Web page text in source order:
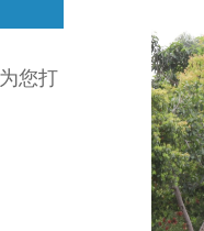
您打